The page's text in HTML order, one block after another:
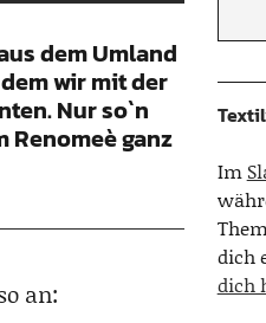
dem Umland
wir mit der
Nur so`n
ganz
an:
Im
dich
dich